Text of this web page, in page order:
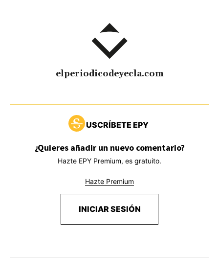
elperiodicodeyecla.com
USCRÍBETE EPY
¿Quieres añadir un nuevo comentario?
Hazte EPY Premium, es gratuito.
Hazte Premium
INICIAR SESIÓN